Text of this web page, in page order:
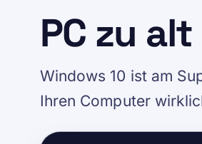
PC zu
Windows 10 ist am
Ihren Computer